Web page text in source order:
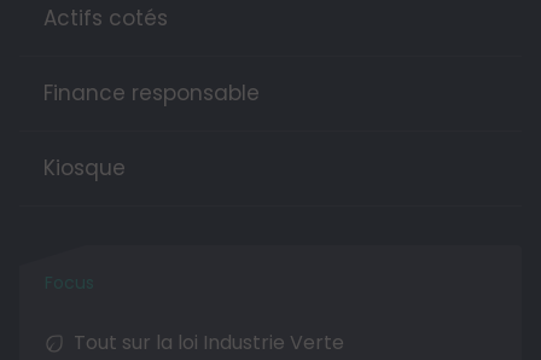
Actifs cotés
Finance responsable
Kiosque
Tout sur la loi Industrie Verte